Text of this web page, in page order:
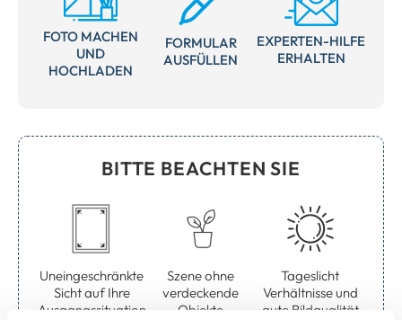
FOTO MACHEN
UND
HOCHLADEN
FORMULAR
AUSFÜLLEN
EXPERTEN-HILFE
ERHALTEN
BITTE BEACHTEN SIE
Uneingeschränkte
Sicht auf Ihre
Ausgangssituation
Szene ohne
verdeckende
Objekte
Tageslicht
Verhältnisse und
gute Bildqualität